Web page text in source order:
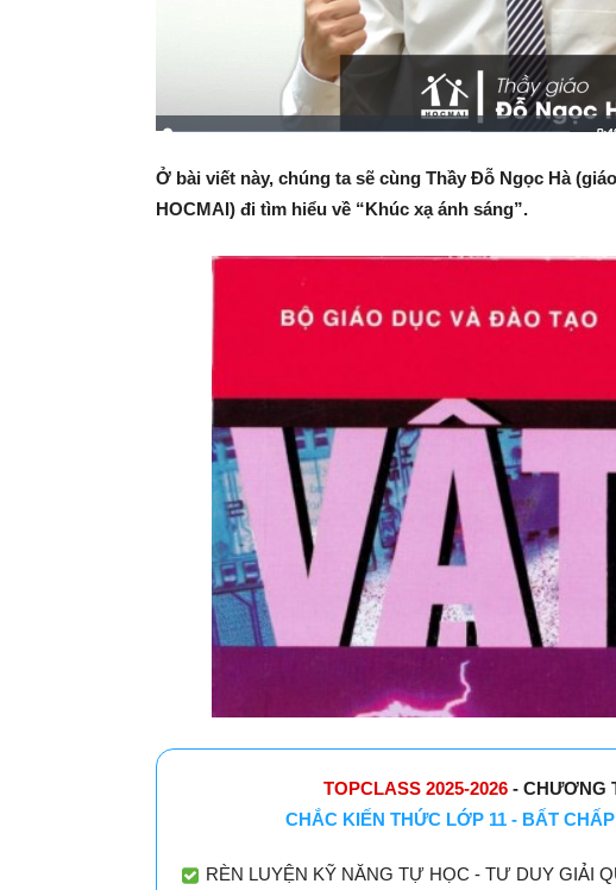
Ở bài viết này, chúng ta sẽ cùng Thầy Đỗ Ngọc Hà
HOCMAI) đi tìm hiểu về “Khúc xạ ánh sáng”.
TOPCLASS 2025-2026 - CHƯƠNG
CHẮC KIẾN THỨC LỚP 11 - BẤT
RÈN LUYỆN KỸ NĂNG TỰ HỌC - TƯ DUY GIẢI